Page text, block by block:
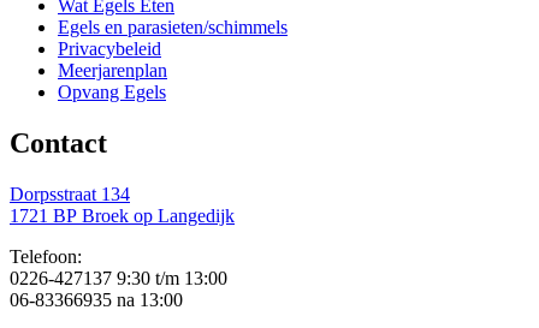
Wat Egels Eten
Egels en parasieten/schimmels
Privacybeleid
Meerjarenplan
Opvang Egels
Contact
Dorpsstraat 134
1721 BP Broek op Langedijk
Telefoon:
0226-427137 9:30 t/m 13:00
06-83366935 na 13:00